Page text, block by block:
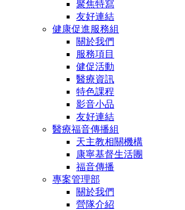
聚焦特寫
友好連結
健康促進服務組
關於我們
服務項目
健促活動
醫療資訊
特色課程
影音小品
友好連結
醫療福音傳播組
天主教相關機構
康寧基督生活團
福音傳播
專案管理部
關於我們
營隊介紹